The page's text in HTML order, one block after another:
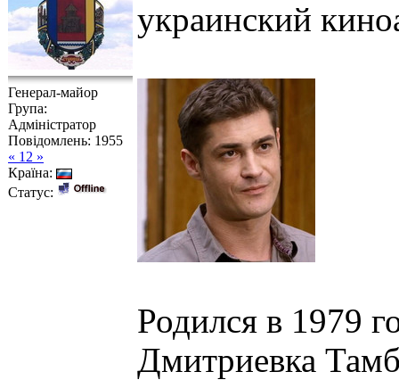
Генерал-майор
Група:
Адміністратор
Повідомлень: 1955
« 12 »
Країна:
Статус:
украинский
Родился в 1979
Дмитриевка